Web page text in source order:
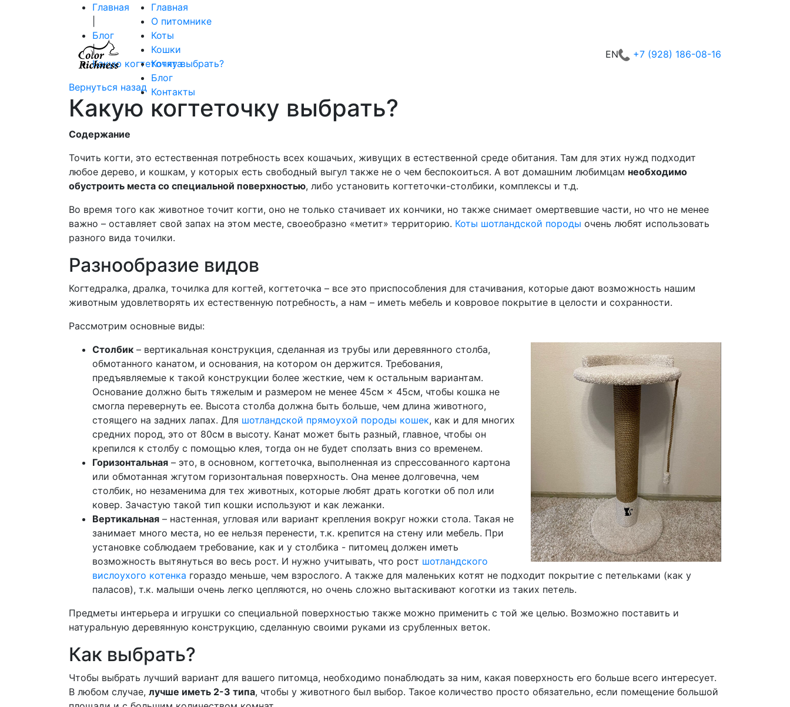
Главная
О питомнике
Коты
Кошки
Котята
Блог
Контакты
EN +7 (928) 186-08-16
Главная
Блог
|
Какую когтеточку выбрать?
Вернуться назад
Какую когтеточку выбрать?
Содержание
Точить когти, это естественная потребность всех кошачьих, живущих в естественной среде обитания. Там для этих нужд подходит
любое дерево, и кошкам, у которых есть свободный выгул также не о чем беспокоиться. А вот домашним любимцам необходимо
обустроить места со специальной поверхностью, либо установить когтеточки-столбики, комплексы и т.д.
Во время того как животное точит когти, оно не только стачивает их кончики, но также снимает омертвевшие части, но что не менее
важно – оставляет свой запах на этом месте, своеобразно «метит» территорию. Коты шотландской породы очень любят использовать
разного вида точилки.
Разнообразие видов
Когтедралка, дралка, точилка для когтей, когтеточка – все это приспособления для стачивания, которые дают возможность нашим
животным удовлетворять их естественную потребность, а нам – иметь мебель и ковровое покрытие в целости и сохранности.
Рассмотрим основные виды:
Столбик – вертикальная конструкция, сделанная из трубы или деревянного столба,
обмотанного канатом, и основания, на котором он держится. Требования,
предъявляемые к такой конструкции более жесткие, чем к остальным вариантам.
Основание должно быть тяжелым и размером не менее 45см × 45см, чтобы кошка не
смогла перевернуть ее. Высота столба должна быть больше, чем длина животного,
стоящего на задних лапах. Для шотландской прямоухой породы кошек, как и для многих
средних пород, это от 80см в высоту. Канат может быть разный, главное, чтобы он
крепился к столбу с помощью клея, тогда он не будет сползать вниз со временем.
Горизонтальная – это, в основном, когтеточка, выполненная из спрессованного картона
или обмотанная жгутом горизонтальная поверхность. Она менее долговечна, чем
столбик, но незаменима для тех животных, которые любят драть коготки об пол или
ковер. Зачастую такой тип кошки используют и как лежанки.
Вертикальная – настенная, угловая или вариант крепления вокруг ножки стола. Такая не
занимает много места, но ее нельзя перенести, т.к. крепится на стену или мебель. При
установке соблюдаем требование, как и у столбика - питомец должен иметь
возможность вытянуться во весь рост. И нужно учитывать, что рост шотландского
вислоухого котенка гораздо меньше, чем взрослого. А также для маленьких котят не подходит покрытие с петельками (как у
паласов), т.к. малыши очень легко цепляются, но очень сложно вытаскивают коготки из таких петель.
Предметы интерьера и игрушки со специальной поверхностью также можно применить с той же целью. Возможно поставить и
натуральную деревянную конструкцию, сделанную своими руками из срубленных веток.
Как выбрать?
Чтобы выбрать лучший вариант для вашего питомца, необходимо понаблюдать за ним, какая поверхность его больше всего интересует.
В любом случае, лучше иметь 2-3 типа, чтобы у животного был выбор. Такое количество просто обязательно, если помещение большой